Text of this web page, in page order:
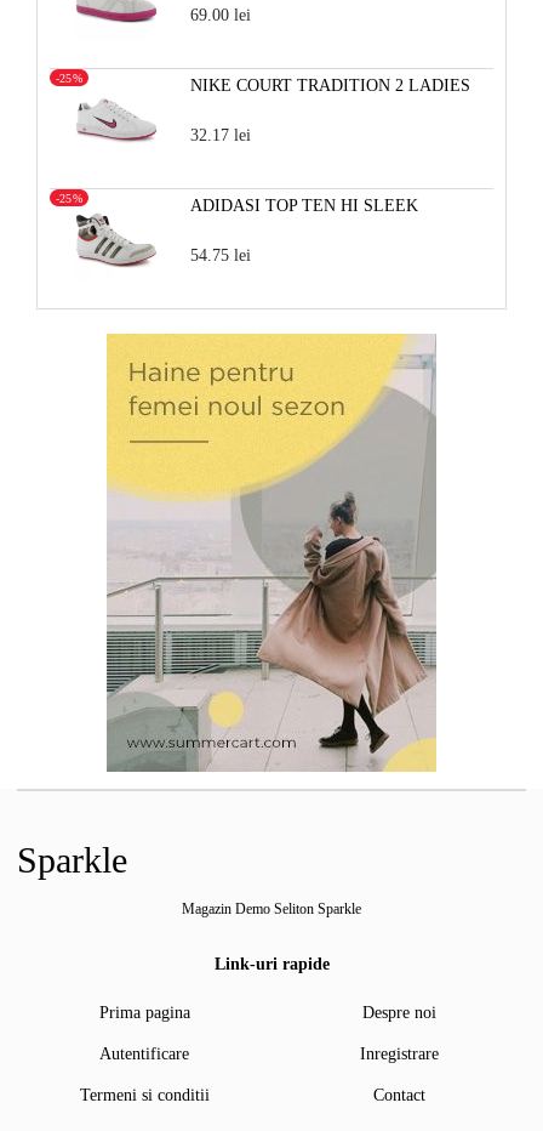
69.00 lei
NIKE COURT TRADITION 2 LADIES
-25%
32.17 lei
ADIDASI TOP TEN HI SLEEK
-25%
54.75 lei
Sparkle
Magazin Demo Seliton Sparkle
Link-uri rapide
Prima pagina Despre noi
Autentificare Inregistrare
Termeni si conditii Contact